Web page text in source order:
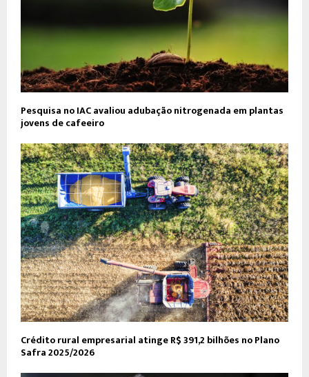
Pesquisa no IAC avaliou adubação nitrogenada em plantas
jovens de cafeeiro
Crédito rural empresarial atinge R$ 391,2 bilhões no Plano
Safra 2025/2026